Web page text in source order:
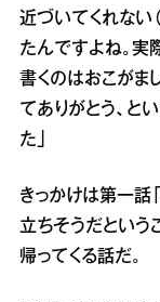
近づいてくれない
たんですよね。実
書くのはおこがま
てありがとう、と
た」
きっかけは第一話
立ちそうだという
帰ってくる話だ。